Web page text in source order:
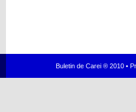
Buletin de Carei ® 2010 •